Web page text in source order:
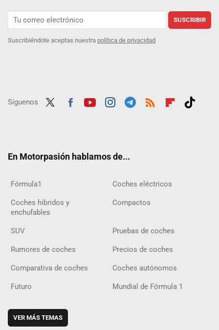
SUSCRIBIR
Suscribiéndote aceptas nuestra política de privacidad
Síguenos
En Motorpasión hablamos de...
Fórmula1 Coches eléctricos
Coches híbridos y
enchufables
Compactos
SUV Pruebas de coches
Rumores de coches Precios de coches
Comparativa de coches Coches autónomos
Futuro Mundial de Fórmula 1
VER MÁS TEMAS